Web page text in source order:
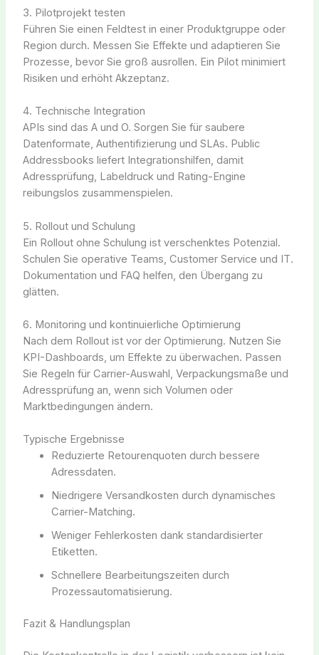
3. Pilotprojekt testen
Führen Sie einen Feldtest in einer Produktgruppe oder
Region durch. Messen Sie Effekte und adaptieren Sie
Prozesse, bevor Sie groß ausrollen. Ein Pilot minimiert
Risiken und erhöht Akzeptanz.
4. Technische Integration
APIs sind das A und O. Sorgen Sie für saubere
Datenformate, Authentifizierung und SLAs. Public
Addressbooks liefert Integrationshilfen, damit
Adressprüfung, Labeldruck und Rating-Engine
reibungslos zusammenspielen.
5. Rollout und Schulung
Ein Rollout ohne Schulung ist verschenktes Potenzial.
Schulen Sie operative Teams, Customer Service und IT.
Dokumentation und FAQ helfen, den Übergang zu
glätten.
6. Monitoring und kontinuierliche Optimierung
Nach dem Rollout ist vor der Optimierung. Nutzen Sie
KPI-Dashboards, um Effekte zu überwachen. Passen
Sie Regeln für Carrier-Auswahl, Verpackungsmaße und
Adressprüfung an, wenn sich Volumen oder
Marktbedingungen ändern.
Typische Ergebnisse
Reduzierte Retourenquoten durch bessere
Adressdaten.
Niedrigere Versandkosten durch dynamisches
Carrier-Matching.
Weniger Fehlerkosten dank standardisierter
Etiketten.
Schnellere Bearbeitungszeiten durch
Prozessautomatisierung.
Fazit & Handlungsplan